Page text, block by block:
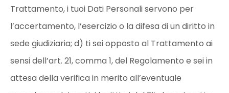
Trattamento, i tuoi Dati Personali servono per
l’accertamento, l’esercizio o la difesa di un diritto in
sede giudiziaria; d) ti sei opposto al Trattamento ai
sensi dell’art. 21, comma 1, del Regolamento e sei in
attesa della verifica in merito all’eventuale